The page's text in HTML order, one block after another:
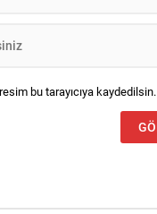
bu tarayıcıya kaydedilsin.